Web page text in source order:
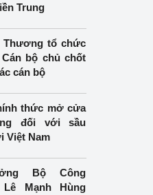
Trung
Thương tổ chức
bộ chủ chốt
cán bộ
thức mở cửa
đối với sầu
Việt Nam
Bộ Công
Mạnh Hùng